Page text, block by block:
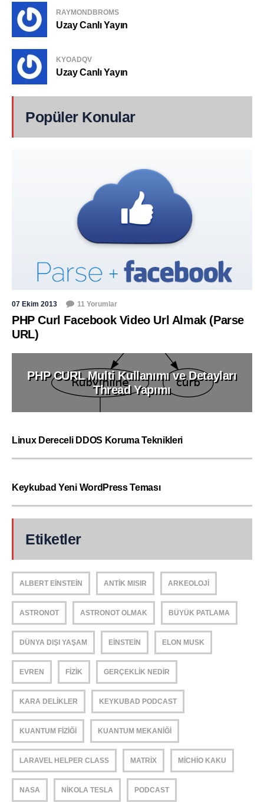
RAYMONDBROMS
Uzay Canlı Yayın
KYOADQV
Uzay Canlı Yayın
Popüler Konular
07 Ekim 2013 11 Yorumlar
PHP Curl Facebook Video Url Almak (Parse
URL)
PHP CURL Multi Kullanımı ve Detayları
Thread Yapımı
Linux Dereceli DDOS Koruma Teknikleri
Keykubad Yeni WordPress Teması
Etiketler
ALBERT EINSTEIN ANTIK MISIR ARKEOLOJI
ASTRONOT ASTRONOT OLMAK BÜYÜK PATLAMA
DÜNYA DIŞI YAŞAM EINSTEIN ELON MUSK
EVREN FIZIK GERÇEKLIK NEDIR
KARA DELIKLER KEYKUBAD PODCAST
KUANTUM FIZIĞI KUANTUM MEKANIĞI
LARAVEL HELPER CLASS MATRIX MICHIO KAKU
NASA NIKOLA TESLA PODCAST